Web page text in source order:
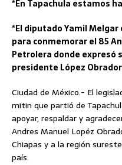
*En Tapachula estamos
*El diputado Yamil
para conmemorar el 85
Petrolera donde expresó
presidente López Obrador
Ciudad de México.- El
mitin que partió de
apoyar, respaldar y
Andres Manuel Lopéz
Chiapas y a la región
país.